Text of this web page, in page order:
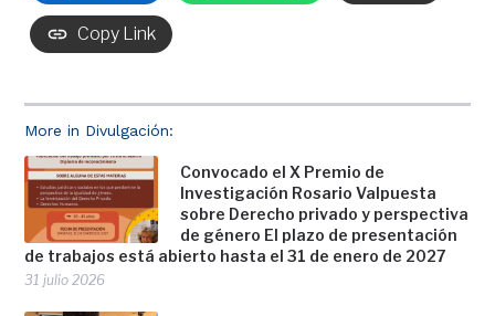
More in Divulgación:
Convocado el X Premio de
Investigación Rosario Valpuesta
sobre Derecho privado y perspectiva
de género El plazo de presentación
de trabajos está abierto hasta el 31 de enero de 2027
31 julio 2026
Copy Link